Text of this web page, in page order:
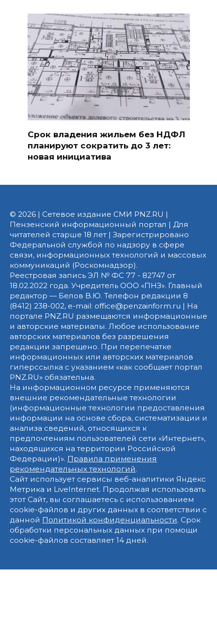
Срок владения жильем без НДФЛ
планируют сократить до 3 лет:
новая инициатива
© 2026 | Сетевое издание СМИ PNZ.RU |
Пензенский информационный портал | Для
читателей старше 18 лет | Зарегистрировано
Федеральной службой по надзору в сфере
связи, информационных технологий и массовых
коммуникаций (Роскомнадзор).
Реестровая запись ЭЛ № ФС 77 - 82747 от
18.02.2022 года. Учредитель ООО «ПНЗ». Главный
редактор — Белов В.Ю. Телефон редакции 8
(8412) 238-002, e-mail: office@penzainform.ru | На
портале PNZ.RU размещаются информационные
и авторские материалы. Любое использование
авторских материалов без разрешения
редакции запрещено. При перепечатке
информационных или авторских материалов
гиперссылка с указанием «как сообщает портал
PNZ.RU» обязательна.
На информационном ресурсе применяются
внешние рекомендательные технологии
(информационные технологии предоставления
информации на основе сбора, систематизации и
анализа сведений, относящихся к
предпочтениям пользователей сети «Интернет»,
находящихся на территории Российской
Федерации)». Правила применения
рекомендательных технологий.
Сайт использует сервисы веб-аналитики Яндекс
Метрика и LiveInternet. Продолжая использовать
этот Сайт, вы соглашаетесь с использованием
cookie-файлов и других данных в соответствии с
данной Политикой конфиденциальности. Срок
обработки персональных данных при помощи
cookie-файлов составляет 14 дней.